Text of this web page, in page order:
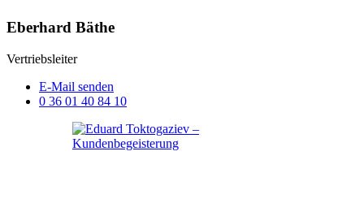
Eberhard Bäthe
Vertriebsleiter
E-Mail senden
0 36 01 40 84 10